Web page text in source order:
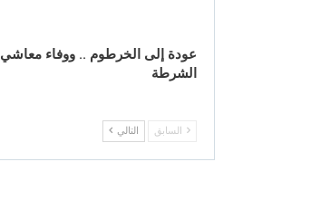
عودة إلى الخرطوم .. ووفاء معاشي
الشرطة
السابق التالي